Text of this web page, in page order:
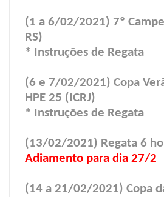
(1 a 6/02/2021) 7º
RS)
* Instruções de Regata
(6 e 7/02/2021) Copa
HPE 25 (ICRJ)
* Instruções de Regata
(13/02/2021) Regata 6
Adiamento para dia 27/2
(14 a 21/02/2021) Copa